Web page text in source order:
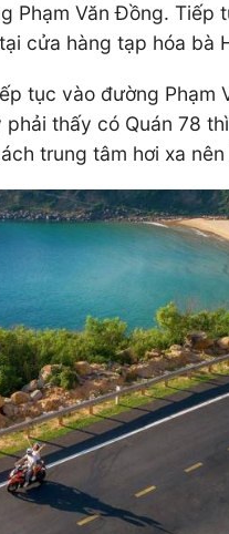
Phạm Văn Đồng.
cửa hàng tạp hóa bà
tục vào đường Phạm
thấy có Quán 78
trung tâm hơi xa